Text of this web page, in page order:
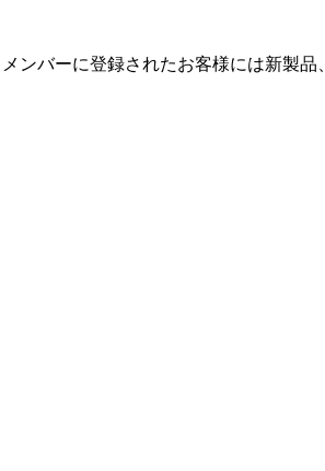
ンバーに登録されたお客様には新製